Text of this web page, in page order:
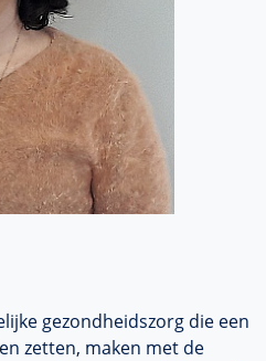
gezondheidszorg die een
zetten, maken met de